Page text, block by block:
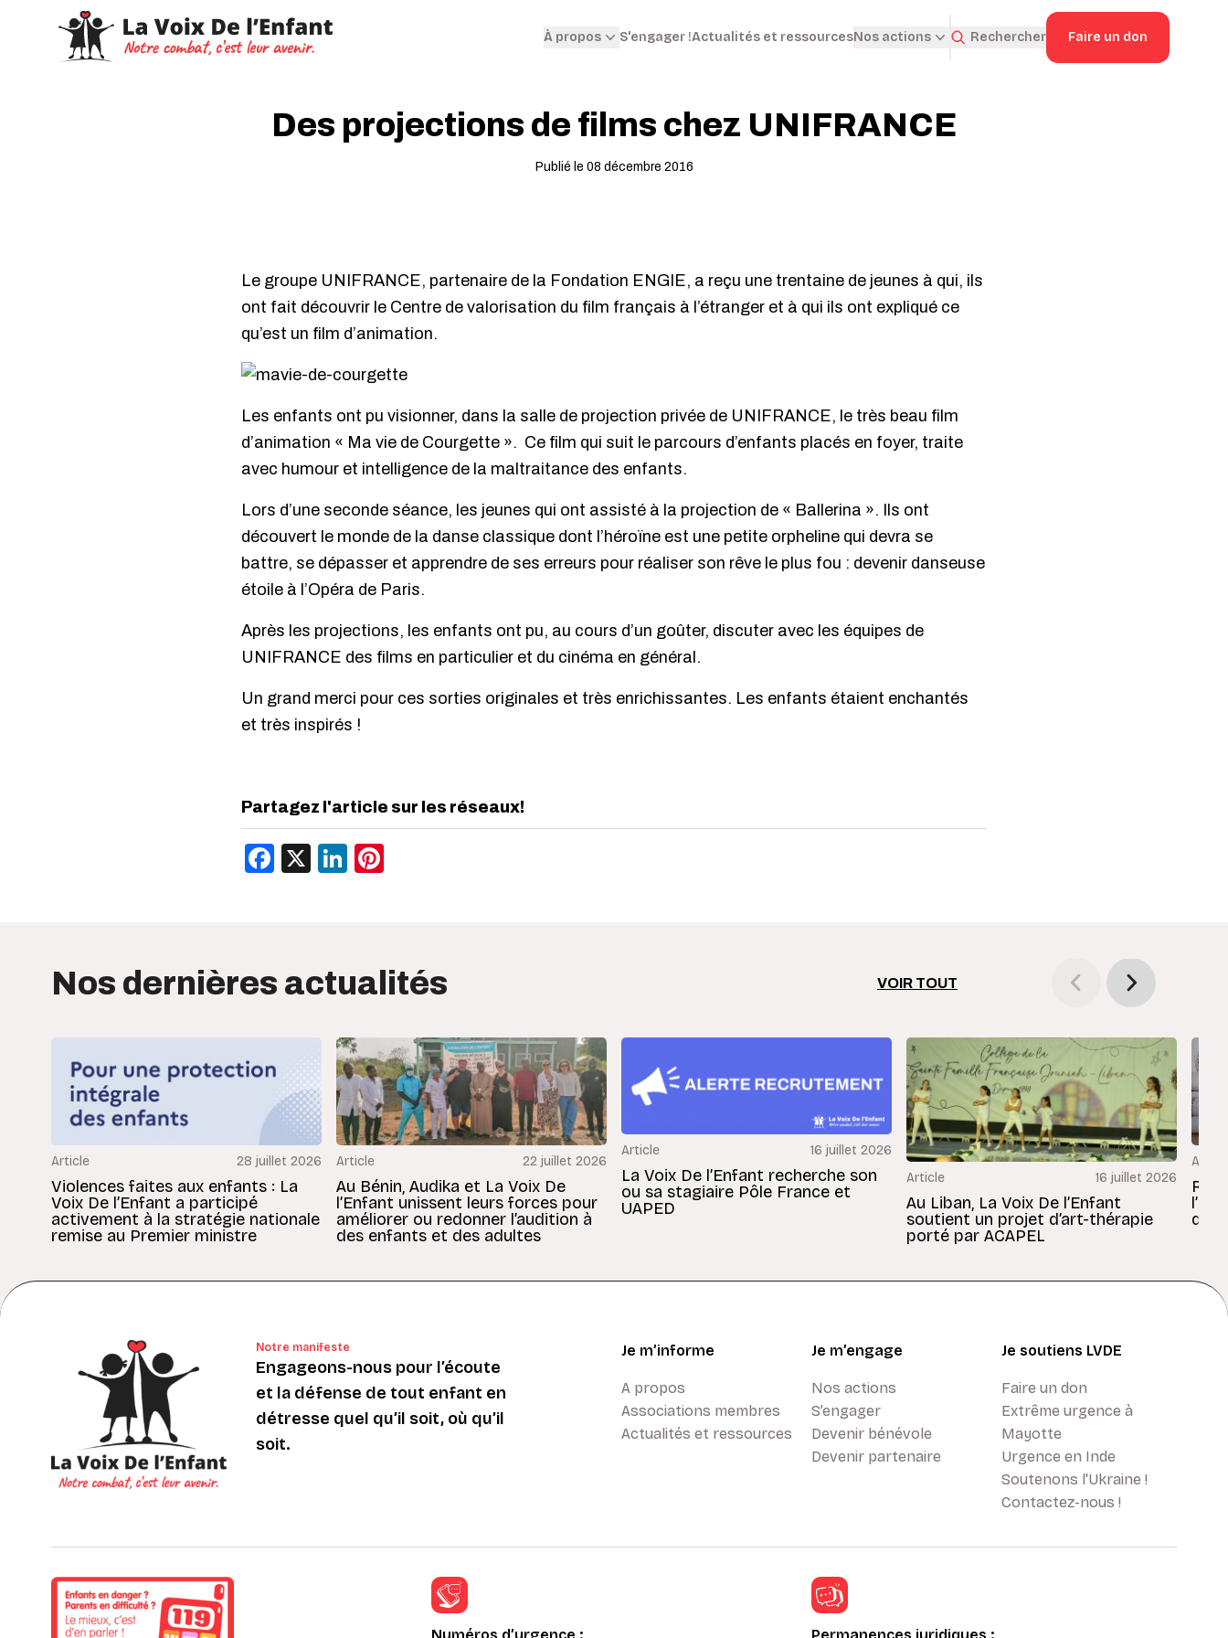
À propos S'engager !Actualités et ressourcesNos actions Rechercher Faire un don
Des projections de films chez UNIFRANCE
Publié le 08 décembre 2016
Le groupe UNIFRANCE, partenaire de la Fondation ENGIE, a reçu une trentaine de jeunes à qui, ils
ont fait découvrir le Centre de valorisation du film français à l’étranger et à qui ils ont expliqué ce
qu’est un film d’animation.
Les enfants ont pu visionner, dans la salle de projection privée de UNIFRANCE, le très beau film
d’animation « Ma vie de Courgette ». Ce film qui suit le parcours d’enfants placés en foyer, traite
avec humour et intelligence de la maltraitance des enfants.
Lors d’une seconde séance, les jeunes qui ont assisté à la projection de « Ballerina ». Ils ont
découvert le monde de la danse classique dont l’héroïne est une petite orpheline qui devra se
battre, se dépasser et apprendre de ses erreurs pour réaliser son rêve le plus fou : devenir danseuse
étoile à l’Opéra de Paris.
Après les projections, les enfants ont pu, au cours d’un goûter, discuter avec les équipes de
UNIFRANCE des films en particulier et du cinéma en général.
Un grand merci pour ces sorties originales et très enrichissantes. Les enfants étaient enchantés
et très inspirés !
Partagez l'article sur les réseaux!
Facebook
X LinkedIn
Nos dernières actualités VOIR TOUT
Article 28 juillet 2026
Violences faites aux enfants : La
Voix De l’Enfant a participé
activement à la stratégie nationale
remise au Premier ministre
Article 22 juillet 2026
Au Bénin, Audika et La Voix De
l’Enfant unissent leurs forces pour
améliorer ou redonner l’audition à
des enfants et des adultes
Article 16 juillet 2026
La Voix De l’Enfant recherche son
ou sa stagiaire Pôle France et
UAPED
Article 16 juillet 2026
Au Liban, La Voix De l’Enfant
soutient un projet d’art-thérapie
porté par ACAPEL
Notre manifeste
Engageons-nous pour l’écoute
et la défense de tout enfant en
détresse quel qu’il soit, où qu’il
soit.
Je m’informe
A propos
Associations membres
Actualités et ressources
Je m’engage
Nos actions
S’engager
Devenir bénévole
Devenir partenaire
Je soutiens LVDE
Faire un don
Extrême urgence à
Mayotte
Urgence en Inde
Soutenons l'Ukraine !
Contactez-nous !